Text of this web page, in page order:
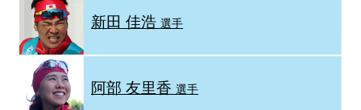
新田 佳浩選手
阿部 友里香選手